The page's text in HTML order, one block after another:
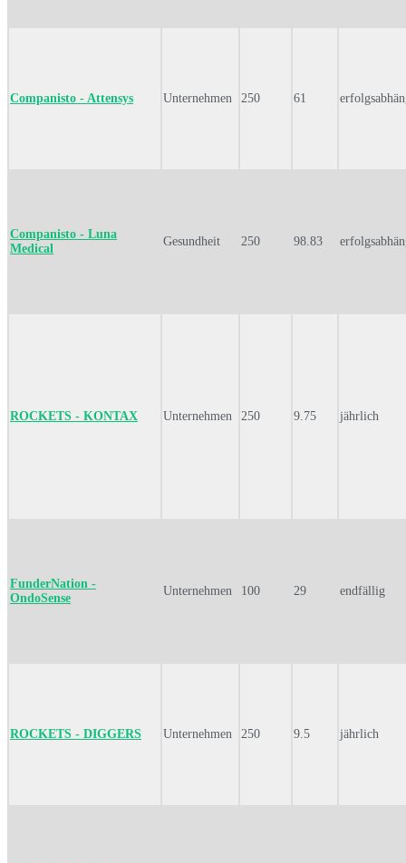
Companisto - Attensys Unternehmen 250 61
Companisto - Luna
Medical
Gesundheit 250 98.83
ROCKETS - KONTAX Unternehmen 250 9.75 jährlich
FunderNation -
OndoSense
Unternehmen 100 29 endfällig
ROCKETS - DIGGERS Unternehmen 250 9.5 jährlich